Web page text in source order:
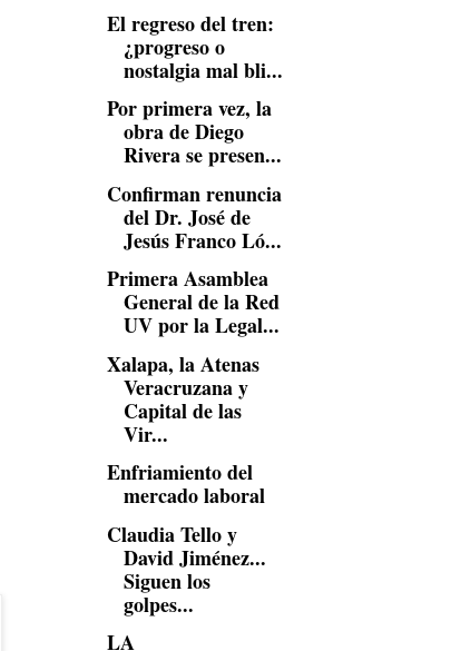
El regreso del tren:
¿progreso o
nostalgia mal bli...
Por primera vez, la
obra de Diego
Rivera se presen...
Confirman renuncia
del Dr. José de
Jesús Franco Ló...
Primera Asamblea
General de la Red
UV por la Legal...
Xalapa, la Atenas
Veracruzana y
Capital de las
Vir...
Enfriamiento del
mercado laboral
Claudia Tello y
David Jiménez...
Siguen los
golpes...
LA